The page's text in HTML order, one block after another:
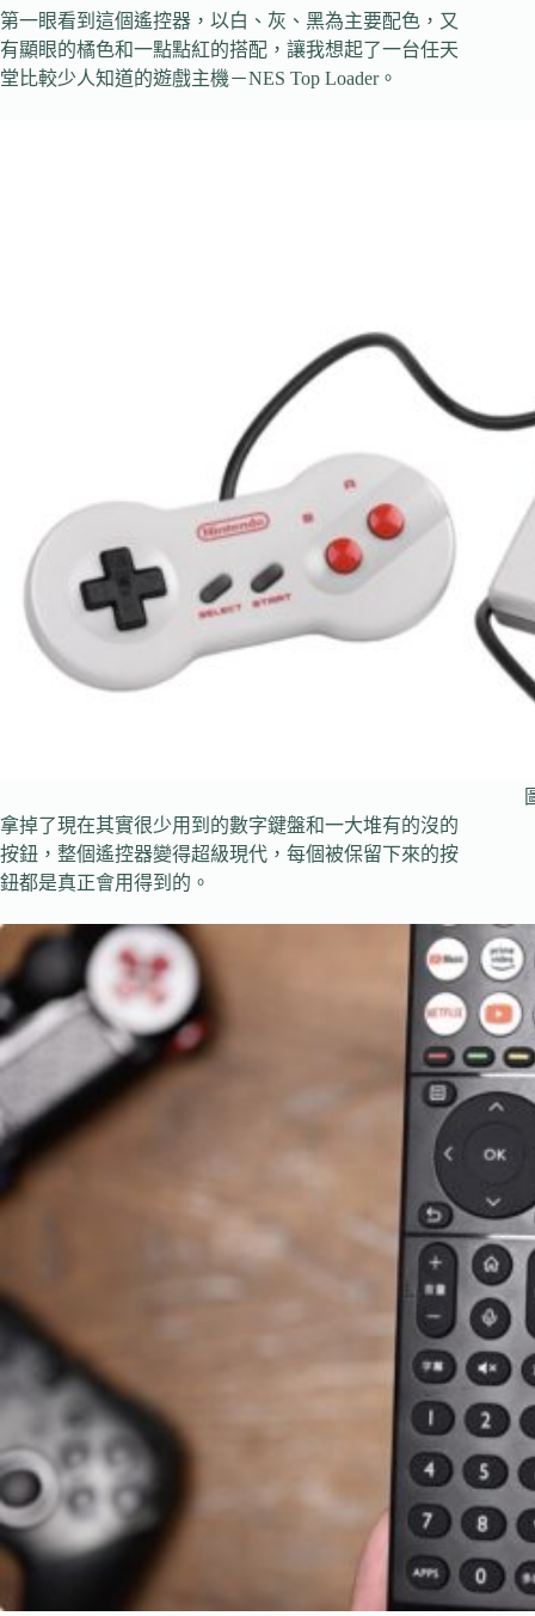
第一眼看到這個遙控器，以白、灰、黑為主要配色，又
有顯眼的橘色和一點點紅的搭配，讓我想起了一台任天
堂比較少人知道的遊戲主機－NES Top Loader。
拿掉了現在其實很少用到的數字鍵盤和一大堆有的沒的
按鈕，整個遙控器變得超級現代，每個被保留下來的按
鈕都是真正會用得到的。